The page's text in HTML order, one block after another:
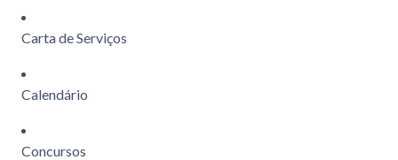
Carta de Serviços
Calendário
Concursos